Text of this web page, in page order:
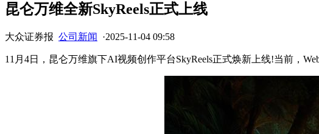
昆仑万维全新SkyReels正式上线
大众证券报 公司新闻 ·2025-11-04 09:58
11月4日，昆仑万维旗下AI视频创作平台SkyReels正式焕新上线!当前，